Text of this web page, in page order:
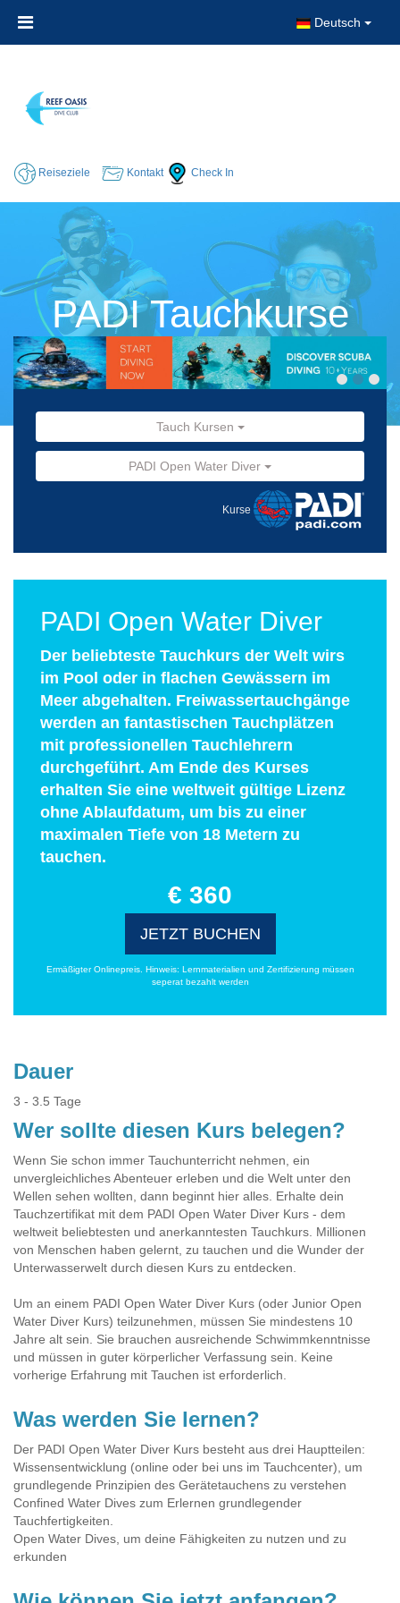
Deutsch
Reiseziele Kontakt Check In
PADI Tauchkurse
Tauch Kursen
PADI Open Water Diver
Kurse
PADI Open Water Diver
Der beliebteste Tauchkurs der Welt wirs
im Pool oder in flachen Gewässern im
Meer abgehalten. Freiwassertauchgänge
werden an fantastischen Tauchplätzen
mit professionellen Tauchlehrern
durchgeführt. Am Ende des Kurses
erhalten Sie eine weltweit gültige Lizenz
ohne Ablaufdatum, um bis zu einer
maximalen Tiefe von 18 Metern zu
tauchen.
€ 360
JETZT BUCHEN
Ermäßigter Onlinepreis. Hinweis: Lernmaterialien und Zertifizierung müssen
seperat bezahlt werden
Dauer
3 - 3.5 Tage
Wer sollte diesen Kurs belegen?
Wenn Sie schon immer Tauchunterricht nehmen, ein
unvergleichliches Abenteuer erleben und die Welt unter den
Wellen sehen wollten, dann beginnt hier alles. Erhalte dein
Tauchzertifikat mit dem PADI Open Water Diver Kurs - dem
weltweit beliebtesten und anerkanntesten Tauchkurs. Millionen
von Menschen haben gelernt, zu tauchen und die Wunder der
Unterwasserwelt durch diesen Kurs zu entdecken.
Um an einem PADI Open Water Diver Kurs (oder Junior Open
Water Diver Kurs) teilzunehmen, müssen Sie mindestens 10
Jahre alt sein. Sie brauchen ausreichende Schwimmkenntnisse
und müssen in guter körperlicher Verfassung sein. Keine
vorherige Erfahrung mit Tauchen ist erforderlich.
Was werden Sie lernen?
Der PADI Open Water Diver Kurs besteht aus drei Hauptteilen:
Wissensentwicklung (online oder bei uns im Tauchcenter), um
grundlegende Prinzipien des Gerätetauchens zu verstehen
Confined Water Dives zum Erlernen grundlegender
Tauchfertigkeiten.
Open Water Dives, um deine Fähigkeiten zu nutzen und zu
erkunden